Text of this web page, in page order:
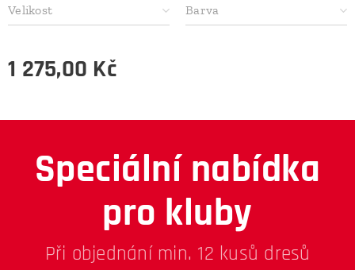
Velikost Barva
1 275,00 Kč
Speciální nabídka
pro kluby
Při objednání min. 12 kusů dresů